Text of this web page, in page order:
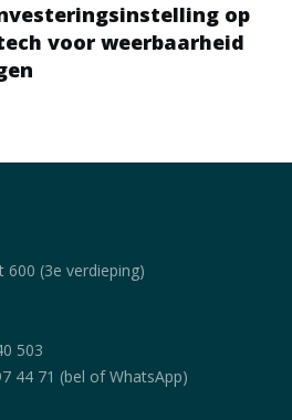
op
voor weerbaarheid
600 (3e verdieping)
503
44 71 (bel of WhatsApp)